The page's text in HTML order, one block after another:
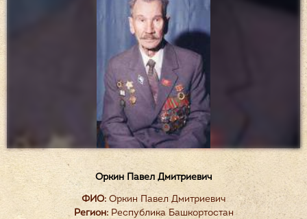
Оркин Павел Дмитриевич
ФИО: Оркин Павел Дмитриевич
Регион:Республика Башкортостан